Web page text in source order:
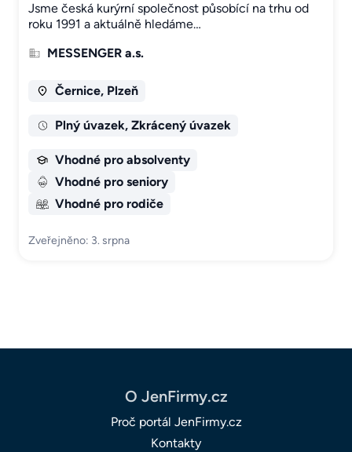
Jsme česká kurýrní společnost působící na trhu od
roku 1991 a aktuálně hledáme…
MESSENGER a.s.
Černice, Plzeň
Plný úvazek, Zkrácený úvazek
Vhodné pro absolventy
Vhodné pro seniory
Vhodné pro rodiče
Zveřejněno: 3. srpna
O JenFirmy.cz
Proč portál JenFirmy.cz
Kontakty